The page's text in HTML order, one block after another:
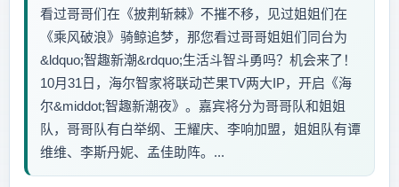
看过哥哥们在《披荆斩棘》不摧不移，见过姐姐们在
《乘风破浪》骑鲸追梦，那您看过哥哥姐姐们同台为
&ldquo;智趣新潮&rdquo;生活斗智斗勇吗？机会来了！
10月31日，海尔智家将联动芒果TV两大IP，开启《海
尔&middot;智趣新潮夜》。嘉宾将分为哥哥队和姐姐
队，哥哥队有白举纲、王耀庆、李响加盟，姐姐队有谭
维维、李斯丹妮、孟佳助阵。...